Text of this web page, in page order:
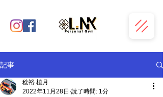
記事
稔裕 植月
2022年11月28日 読了時間: 1分